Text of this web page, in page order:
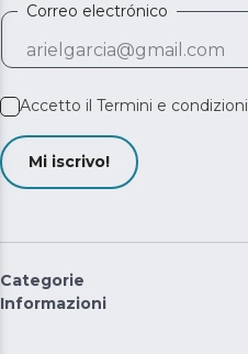
Correo electrónico
Accetto il Termini e condizioni
Mi iscrivo!
Categorie
Informazioni